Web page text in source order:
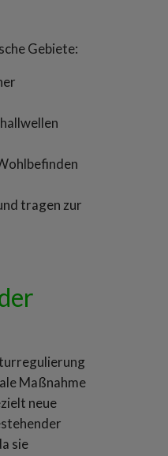
Gebiete:
tragen zur
Maßnahme
neue
sie